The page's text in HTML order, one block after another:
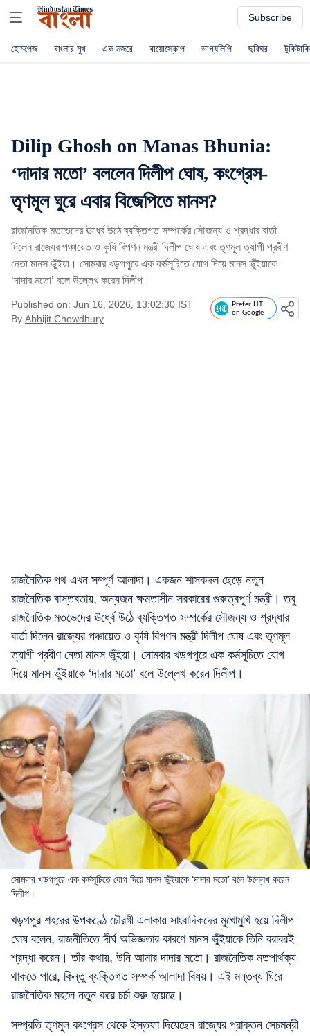
Subscribe
হোমপেজ বাংলার মুখ এক নজরে বায়োস্কোপ ভাগ্যলিপি ছবিঘর টুকিটাকি
Dilip Ghosh on Manas Bhunia:
‘দাদার মতো’ বললেন দিলীপ ঘোষ, কংগ্রেস-
তৃণমূল ঘুরে এবার বিজেপিতে মানস?
রাজনৈতিক মতভেদের ঊর্ধ্বে উঠে ব্যক্তিগত সম্পর্কের সৌজন্য ও শ্রদ্ধার বার্তা
দিলেন রাজ্যের পঞ্চায়েত ও কৃষি বিপণন মন্ত্রী দিলীপ ঘোষ এবং তৃণমূল ত্যাগী প্রবীণ
নেতা মানস ভুঁইয়া। সোমবার খড়গপুরে এক কর্মসূচিতে যোগ দিয়ে মানস ভুঁইয়াকে
‘দাদার মতো’ বলে উল্লেখ করেন দিলীপ।
Published on: Jun 16, 2026, 13:02:30 IST
By Abhijit Chowdhury
Prefer HT
on Google
রাজনৈতিক পথ এখন সম্পূর্ণ আলাদা। একজন শাসকদল ছেড়ে নতুন
রাজনৈতিক বাস্তবতায়, অন্যজন ক্ষমতাসীন সরকারের গুরুত্বপূর্ণ মন্ত্রী। তবু
রাজনৈতিক মতভেদের ঊর্ধ্বে উঠে ব্যক্তিগত সম্পর্কের সৌজন্য ও শ্রদ্ধার
বার্তা দিলেন রাজ্যের পঞ্চায়েত ও কৃষি বিপণন মন্ত্রী দিলীপ ঘোষ এবং তৃণমূল
ত্যাগী প্রবীণ নেতা মানস ভুঁইয়া। সোমবার খড়গপুরে এক কর্মসূচিতে যোগ
দিয়ে মানস ভুঁইয়াকে ‘দাদার মতো’ বলে উল্লেখ করেন দিলীপ।
সোমবার খড়গপুরে এক কর্মসূচিতে যোগ দিয়ে মানস ভুঁইয়াকে ‘দাদার মতো’ বলে উল্লেখ করেন
দিলীপ।
খড়গপুর শহরের উপকণ্ঠে চৌরঙ্গী এলাকায় সাংবাদিকদের মুখোমুখি হয়ে দিলীপ
ঘোষ বলেন, রাজনীতিতে দীর্ঘ অভিজ্ঞতার কারণে মানস ভুঁইয়াকে তিনি বরাবরই
শ্রদ্ধা করেন। তাঁর কথায়, উনি আমার দাদার মতো। রাজনৈতিক মতপার্থক্য
থাকতে পারে, কিন্তু ব্যক্তিগত সম্পর্ক আলাদা বিষয়। এই মন্তব্য ঘিরে
রাজনৈতিক মহলে নতুন করে চর্চা শুরু হয়েছে।
সম্প্রতি তৃণমূল কংগ্রেস থেকে ইস্তফা দিয়েছেন রাজ্যের প্রাক্তন সেচমন্ত্রী